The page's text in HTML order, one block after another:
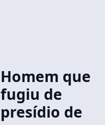
Homem que
fugiu de
presídio de